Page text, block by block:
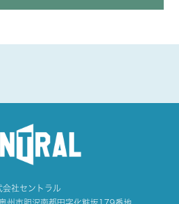
会社セントラル